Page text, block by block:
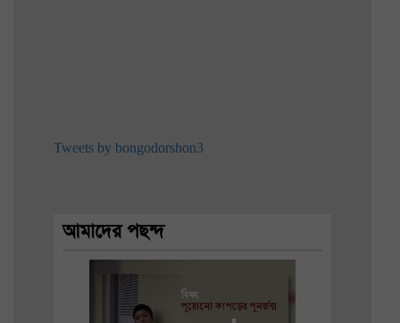
Tweets by bongodorshon3
আমাদের পছন্দ